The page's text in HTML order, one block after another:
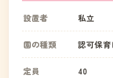
設置者 私立
園の種類 認可保
定員 40